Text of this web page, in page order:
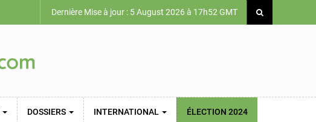
Dernière Mise à jour : 5 August 2026 à 17h52 GMT
DOSSIERS INTERNATIONAL ÉLECTION 2024